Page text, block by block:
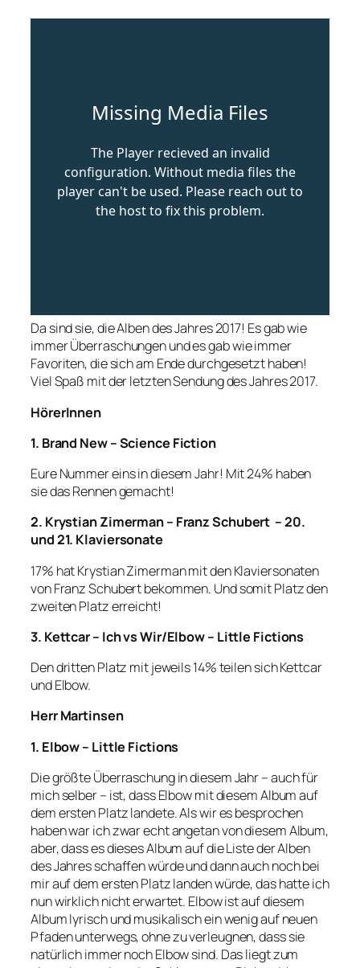
Da sind sie, die Alben des Jahres 2017! Es gab wie
immer Überraschungen und es gab wie immer
Favoriten, die sich am Ende durchgesetzt haben!
Viel Spaß mit der letzten Sendung des Jahres 2017.
HörerInnen
1. Brand New – Science Fiction
Eure Nummer eins in diesem Jahr! Mit 24% haben
sie das Rennen gemacht!
2. Krystian Zimerman – Franz Schubert – 20.
und 21. Klaviersonate
17% hat Krystian Zimerman mit den Klaviersonaten
von Franz Schubert bekommen. Und somit Platz den
zweiten Platz erreicht!
3. Kettcar – Ich vs Wir/Elbow – Little Fictions
Den dritten Platz mit jeweils 14% teilen sich Kettcar
und Elbow.
Herr Martinsen
1. Elbow – Little Fictions
Die größte Überraschung in diesem Jahr – auch für
mich selber – ist, dass Elbow mit diesem Album auf
dem ersten Platz landete. Als wir es besprochen
haben war ich zwar echt angetan von diesem Album,
aber, dass es dieses Album auf die Liste der Alben
des Jahres schaffen würde und dann auch noch bei
mir auf dem ersten Platz landen würde, das hatte ich
nun wirklich nicht erwartet. Elbow ist auf diesem
Album lyrisch und musikalisch ein wenig auf neuen
Pfaden unterwegs, ohne zu verleugnen, dass sie
natürlich immer noch Elbow sind. Das liegt zum